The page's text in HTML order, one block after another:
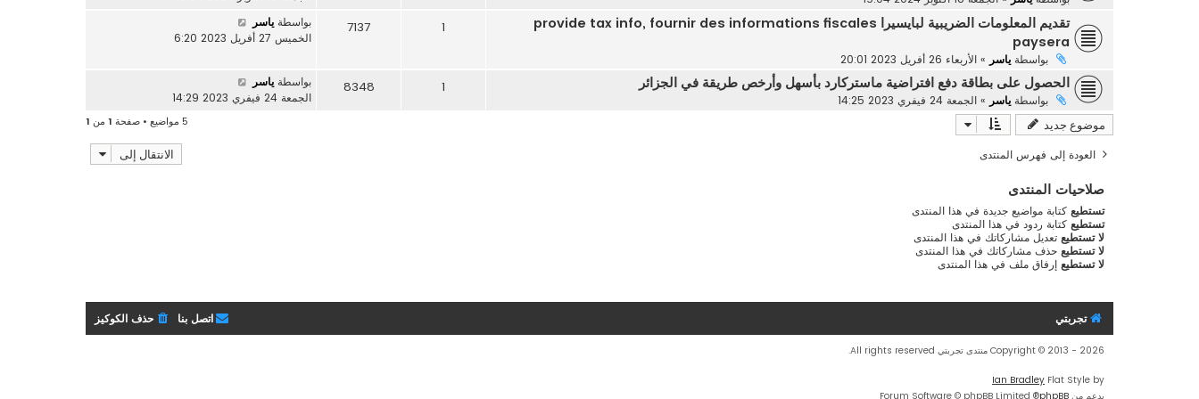
تقديم المعلومات الضريبية لبايسيرا provide tax info, fournir des informations fiscales
paysera
بواسطة ياسر » الأربعاء 26 أفريل 2023 20:01
1
7137 بواسطة ياسر
الخميس 27 أفريل 2023 6:20
الحصول على بطاقة دفع افتراضية ماستركارد بأسهل وأرخص طريقة في الجزائر
بواسطة ياسر » الجمعة 24 فيفري 2023 14:25
1
8348 بواسطة ياسر
الجمعة 24 فيفري 2023 14:29
موضوع جديد 5 مواضيع • صفحة 1 من 1
العودة إلى فهرس المنتدى الانتقال إلى
صلاحيات المنتدى
تستطيع كتابة مواضيع جديدة في هذا المنتدى
تستطيع كتابة ردود في هذا المنتدى
لا تستطيع تعديل مشاركاتك في هذا المنتدى
لا تستطيع حذف مشاركاتك في هذا المنتدى
لا تستطيع إرفاق ملف في هذا المنتدى
تجربتي حذف الكوكيز اتصل بنا
Copyright © 2013 - 2026 منتدى تجربتي All rights reserved.
Flat Style by
Ian Bradley
بدعم من phpBB
® Forum Software © phpBB Limited